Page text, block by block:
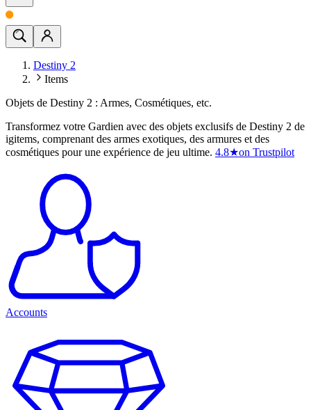
Destiny 2
Items
Objets de Destiny 2 : Armes, Cosmétiques, etc.
Transformez votre Gardien avec des objets exclusifs de Destiny 2 de
igitems, comprenant des armes exotiques, des armures et des
cosmétiques pour une expérience de jeu ultime. 4.8★on Trustpilot
Accounts